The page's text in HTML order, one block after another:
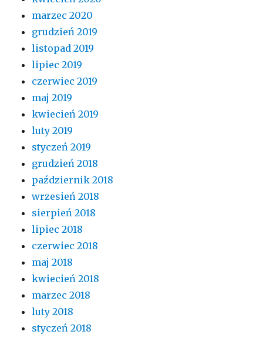
marzec 2020
grudzień 2019
listopad 2019
lipiec 2019
czerwiec 2019
maj 2019
kwiecień 2019
luty 2019
styczeń 2019
grudzień 2018
październik 2018
wrzesień 2018
sierpień 2018
lipiec 2018
czerwiec 2018
maj 2018
kwiecień 2018
marzec 2018
luty 2018
styczeń 2018